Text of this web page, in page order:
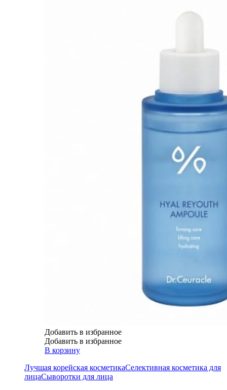
Добавить в избранное
Добавить в избранное
В корзину
Лучшая корейская косметикаСелективная косметика для
лицаСыворотки для лица